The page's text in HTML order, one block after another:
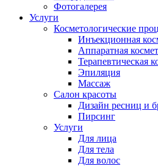
Фотогалерея
Услуги
Косметологические
Инъекционная
Аппаратная
Терапевтическая
Эпиляция
Массаж
Салон красоты
Дизайн ресниц и
Пирсинг
Услуги
Для лица
Для тела
Для волос